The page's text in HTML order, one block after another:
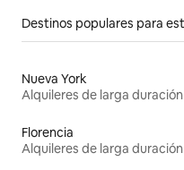
Destinos populares para
Nueva York
Alquileres de larga duración
Florencia
Alquileres de larga duración